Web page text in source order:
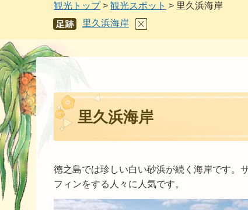
観光トップ> 観光スポット > 里久浜海岸
あし
あと
里久浜海岸
里久浜海岸
徳之島では珍しい白い砂浜が続く海岸です。
フィンをする人々に人気です。